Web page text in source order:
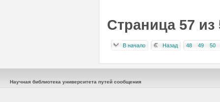
Страница 57 из
В начало Назад 48 49 50
Научная библиотека университета путей сообщения